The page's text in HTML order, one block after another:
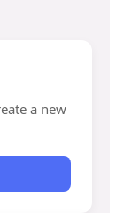
a new